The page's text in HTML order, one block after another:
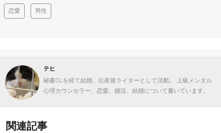
恋愛 男性
テヒ
秘書OLを経て結婚。出産後ライターとして活動。 上級メンタル
心理カウンセラー。恋愛、婚活、結婚について書いています。
関連記事